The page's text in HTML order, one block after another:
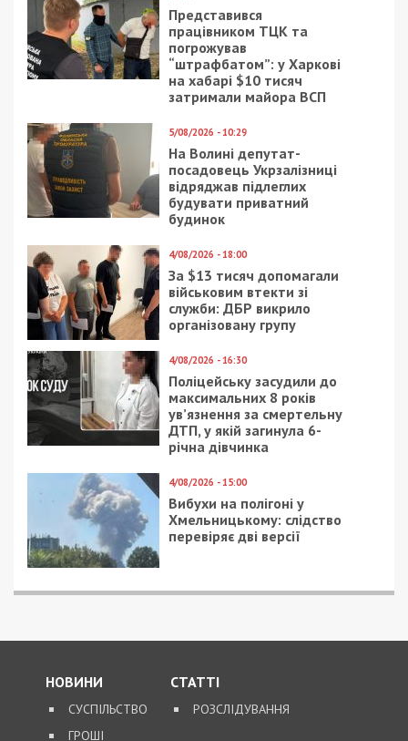
Представився
працівником ТЦК та
погрожував
“штрафбатом”: у Харкові
на хабарі $10 тисяч
затримали майора ВСП
5/08/2026 - 10:29
На Волині депутат-
посадовець Укрзалізниці
відряджав підлеглих
будувати приватний
будинок
4/08/2026 - 18:00
За $13 тисяч допомагали
військовим втекти зі
служби: ДБР викрило
організовану групу
4/08/2026 - 16:30
Поліцейську засудили до
максимальних 8 років
ув’язнення за смертельну
ДТП, у якій загинула 6-
річна дівчинка
4/08/2026 - 15:00
Вибухи на полігоні у
Хмельницькому: слідство
перевіряє дві версії
НОВИНИ
СУСПІЛЬСТВО
ГРОШІ
СТАТТІ
РОЗСЛІДУВАННЯ